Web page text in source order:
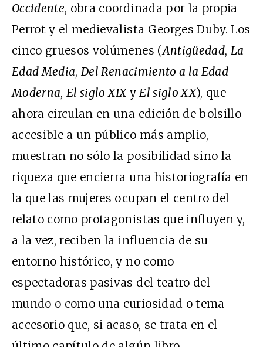
Occidente, obra coordinada por la propia
Perrot y el medievalista Georges Duby. Los
cinco gruesos volúmenes (Antigüedad, La
Edad Media,Del Renacimiento a la Edad
Moderna,El siglo XIXyEl siglo XX), que
ahora circulan en una edición de bolsillo
accesible a un público más amplio,
muestran no sólo la posibilidad sino la
riqueza que encierra una historiografía en
la que las mujeres ocupan el centro del
relato como protagonistas que influyen y,
a la vez, reciben la influencia de su
entorno histórico, y no como
espectadoras pasivas del teatro del
mundo o como una curiosidad o tema
accesorio que, si acaso, se trata en el